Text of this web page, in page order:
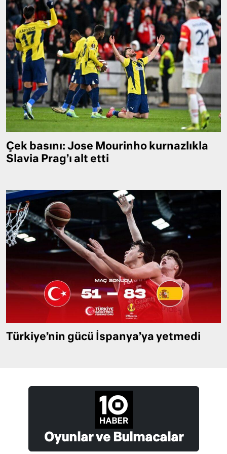
Çek basını: Jose Mourinho kurnazlıkla
Slavia Prag’ı alt etti
Türkiye’nin gücü İspanya’ya yetmedi
Oyunlar ve Bulmacalar